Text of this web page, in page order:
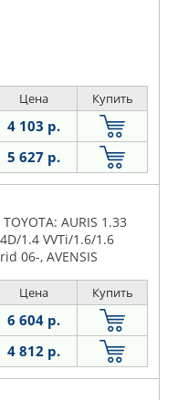
Цена Купить
4 103 р.
5 627 р.
AURIS 1.33
1.4 VVTi/1.6/1.6
06-, AVENSIS
D-4D
Цена Купить
6 604 р.
4 812 р.